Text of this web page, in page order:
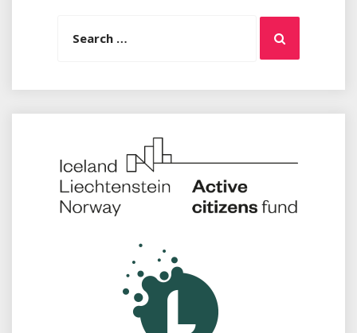
Search